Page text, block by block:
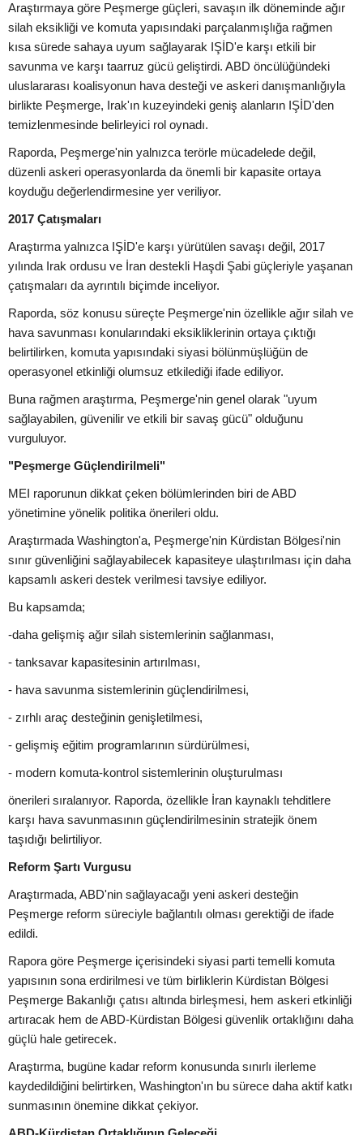
Araştırmaya göre Peşmerge güçleri, savaşın ilk döneminde ağır
silah eksikliği ve komuta yapısındaki parçalanmışlığa rağmen
kısa sürede sahaya uyum sağlayarak IŞİD'e karşı etkili bir
savunma ve karşı taarruz gücü geliştirdi. ABD öncülüğündeki
uluslararası koalisyonun hava desteği ve askeri danışmanlığıyla
birlikte Peşmerge, Irak'ın kuzeyindeki geniş alanların IŞİD'den
temizlenmesinde belirleyici rol oynadı.
Raporda, Peşmerge'nin yalnızca terörle mücadelede değil,
düzenli askeri operasyonlarda da önemli bir kapasite ortaya
koyduğu değerlendirmesine yer veriliyor.
2017 Çatışmaları
Araştırma yalnızca IŞİD'e karşı yürütülen savaşı değil, 2017
yılında Irak ordusu ve İran destekli Haşdi Şabi güçleriyle yaşanan
çatışmaları da ayrıntılı biçimde inceliyor.
Raporda, söz konusu süreçte Peşmerge'nin özellikle ağır silah ve
hava savunması konularındaki eksikliklerinin ortaya çıktığı
belirtilirken, komuta yapısındaki siyasi bölünmüşlüğün de
operasyonel etkinliği olumsuz etkilediği ifade ediliyor.
Buna rağmen araştırma, Peşmerge'nin genel olarak "uyum
sağlayabilen, güvenilir ve etkili bir savaş gücü" olduğunu
vurguluyor.
"Peşmerge Güçlendirilmeli"
MEI raporunun dikkat çeken bölümlerinden biri de ABD
yönetimine yönelik politika önerileri oldu.
Araştırmada Washington'a, Peşmerge'nin Kürdistan Bölgesi'nin
sınır güvenliğini sağlayabilecek kapasiteye ulaştırılması için daha
kapsamlı askeri destek verilmesi tavsiye ediliyor.
Bu kapsamda;
-daha gelişmiş ağır silah sistemlerinin sağlanması,
- tanksavar kapasitesinin artırılması,
- hava savunma sistemlerinin güçlendirilmesi,
- zırhlı araç desteğinin genişletilmesi,
- gelişmiş eğitim programlarının sürdürülmesi,
- modern komuta-kontrol sistemlerinin oluşturulması
önerileri sıralanıyor. Raporda, özellikle İran kaynaklı tehditlere
karşı hava savunmasının güçlendirilmesinin stratejik önem
taşıdığı belirtiliyor.
Reform Şartı Vurgusu
Araştırmada, ABD'nin sağlayacağı yeni askeri desteğin
Peşmerge reform süreciyle bağlantılı olması gerektiği de ifade
edildi.
Rapora göre Peşmerge içerisindeki siyasi parti temelli komuta
yapısının sona erdirilmesi ve tüm birliklerin Kürdistan Bölgesi
Peşmerge Bakanlığı çatısı altında birleşmesi, hem askeri etkinliği
artıracak hem de ABD-Kürdistan Bölgesi güvenlik ortaklığını daha
güçlü hale getirecek.
Araştırma, bugüne kadar reform konusunda sınırlı ilerleme
kaydedildiğini belirtirken, Washington'ın bu sürece daha aktif katkı
sunmasının önemine dikkat çekiyor.